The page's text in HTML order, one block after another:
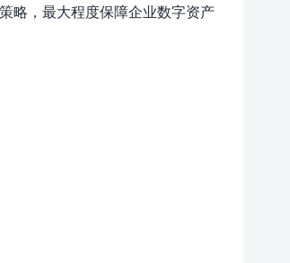
略，最大程度保障企业数字资产